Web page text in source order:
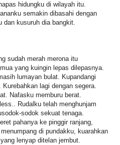
hidungku di wilayah itu.
semakin dibasahi dengan
dan kusuruh dia bangkit.
sudah merah merona itu
yang kuingin lepas dilepasnya.
lumayan bulat. Kupandangi
lagi dengan segera.
Nafasku memburu berat.
Rudalku telah menghunjam
sodok sekuat tenaga.
pahanya ke pinggir ranjang,
di pundakku, kuarahkan
lenyap ditelan jembut.